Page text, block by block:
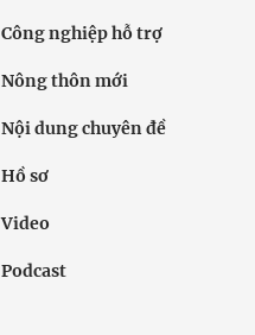
Công nghiệp hỗ trợ
Nông thôn mới
Nội dung chuyên đề
Hồ sơ
Video
Podcast